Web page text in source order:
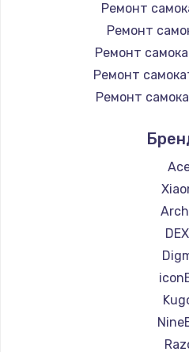
Ремонт
Ремонт
Ремонт
Ремонт
Ремонт
Ремонт
Ремонт
Ремонт
Ремонт
Ремонт
Ремонт
Ремонт